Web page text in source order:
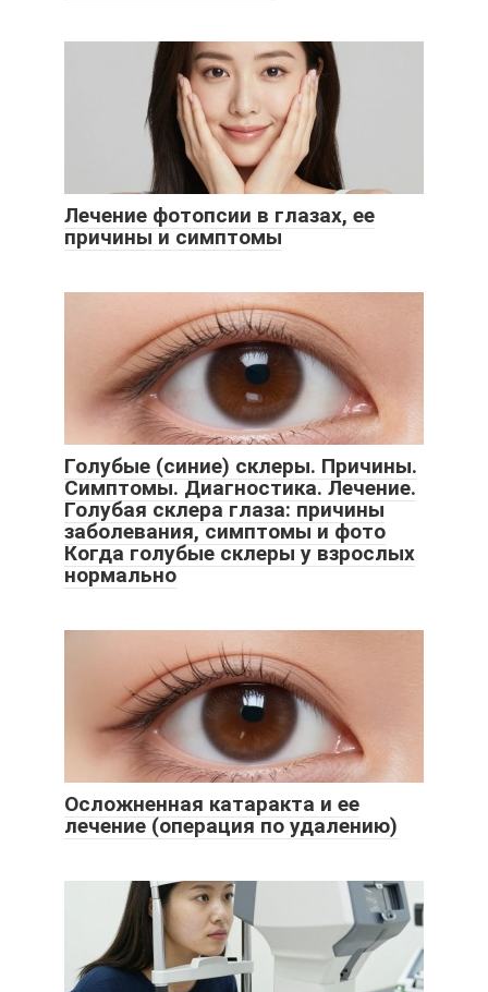
Лечение фотопсии в глазах, ее
причины и симптомы
Голубые (синие) склеры. Причины.
Симптомы. Диагностика. Лечение.
Голубая склера глаза: причины
заболевания, симптомы и фото
Когда голубые склеры у взрослых
нормально
Осложненная катаракта и ее
лечение (операция по удалению)